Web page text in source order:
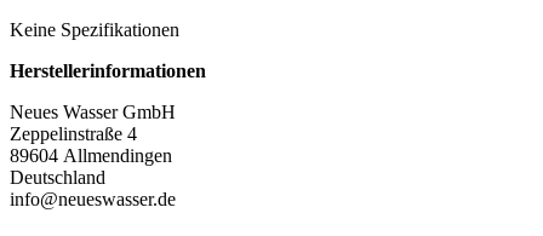
Keine Spezifikationen
Herstellerinformationen
Neues Wasser GmbH
Zeppelinstraße 4
89604 Allmendingen
Deutschland
info@neueswasser.de